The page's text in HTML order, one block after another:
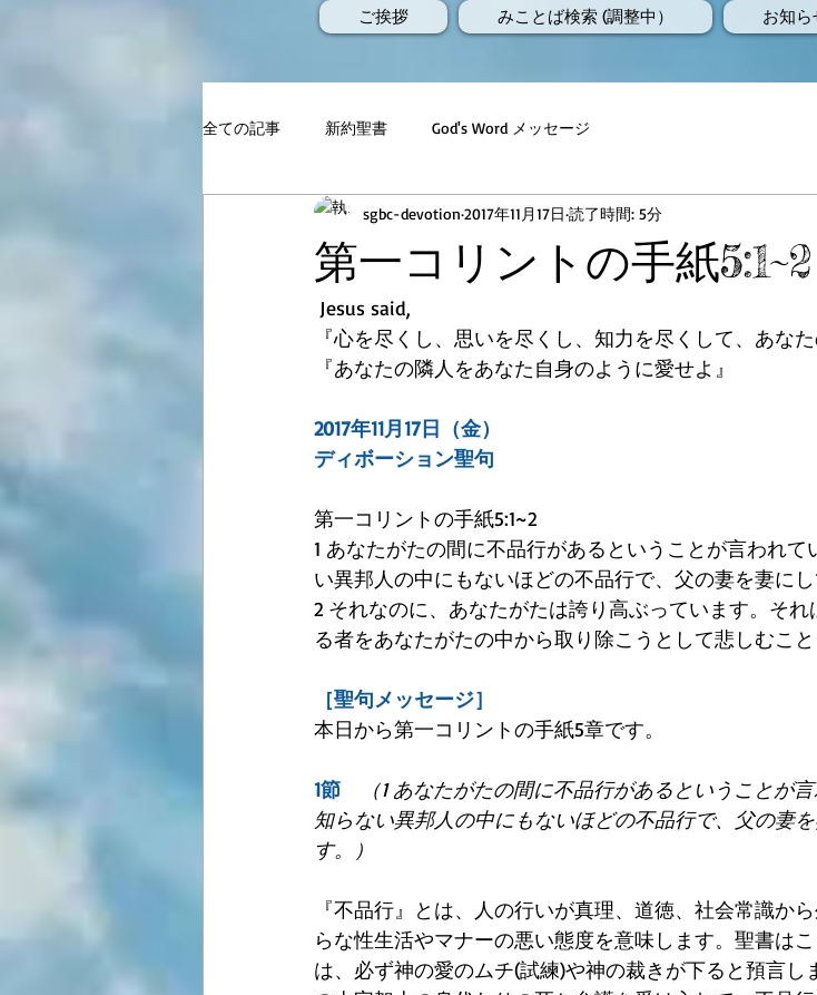
ご挨拶 みことば検索 (調整中） お知ら
全ての記事 新約聖書 God's Word メッセージ
第一コリントの手紙5:1~2
sgbc-devotion 2017年11月17日 読了時間: 5分
Jesus said,
『心を尽くし、思いを尽くし、知力を尽くして、あな
『あなたの隣人をあなた自身のように愛せよ』
2017年11月17日（金）
ディボーション聖句
第一コリントの手紙5:1~2
1 あなたがたの間に不品行があるということが言われ
い異邦人の中にもないほどの不品行で、父の妻を妻に
2 それなのに、あなたがたは誇り高ぶっています。そ
る者をあなたがたの中から取り除こうとして悲しむこと
［聖句メッセージ］
本日から第一コリントの手紙5章です。
1節
（1 あなたがたの間に不品行があるということが
知らない異邦人の中にもないほどの不品行で、父の妻
す。）
『不品行』とは、人の行いが真理、道徳、社会常識か
らな性生活やマナーの悪い態度を意味します。聖書は
は、必ず神の愛のムチ(試練)や神の裁きが下ると預言し